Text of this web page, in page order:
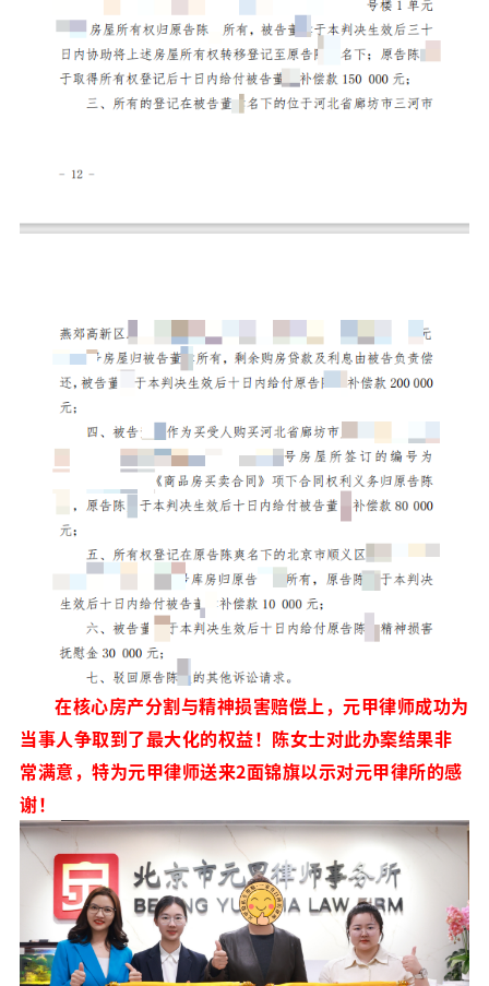
在核心房产分割与精神损害赔偿上，元甲律师成功为
当事人争取到了最大化的权益！陈女士对此办案结果非
常满意，特为元甲律师送来2面锦旗以示对元甲律所的感
谢！